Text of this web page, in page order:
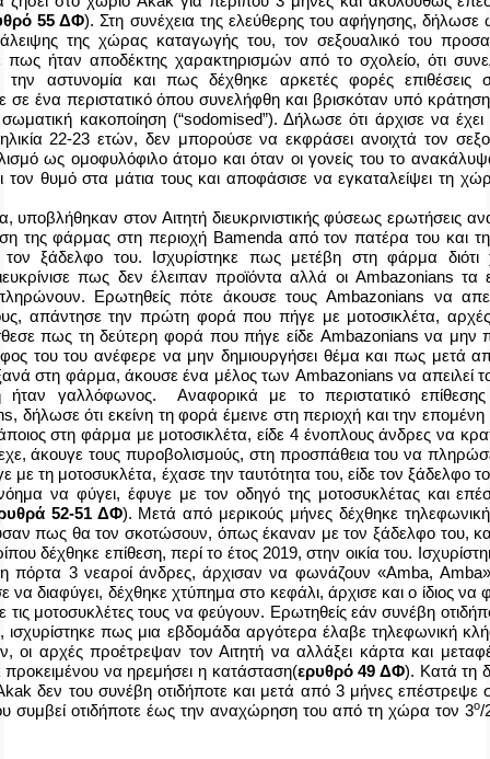
55 ΔΦ). Στη συνέχεια της ελεύθερης του αφήγησης, δήλωσε
της χώρας καταγωγής του, τον σεξουαλικό του
πως ήταν αποδέκτης χαρακτηρισμών από το σχολείο, ότι
αστυνομία και πως δέχθηκε αρκετές φορές επιθέσεις
σε ένα περιστατικό όπου συνελήφθη και βρισκόταν υπό
κακοποίηση (“sodomised”). Δήλωσε ότι άρχισε να έχει
22-23 ετών, δεν μπορούσε να εκφράσει ανοιχτά τον
ως ομοφυλόφιλο άτομο και όταν οι γονείς του το
τον θυμό στα μάτια τους και αποφάσισε να εγκαταλείψει τη
υποβλήθηκαν στον Αιτητή διευκρινιστικής φύσεως ερωτήσεις
της φάρμας στη περιοχή Bamenda από τον πατέρα του και τη
ξάδελφο του. Ισχυρίστηκε πως μετέβη στη φάρμα διότι
πως δεν έλειπαν προϊόντα αλλά οι Ambazonians τα
Ερωτηθείς πότε άκουσε τουςAmbazonians να
απάντησε την πρώτη φορά που πήγε με μοτοσικλέτα,
πως τη δεύτερη φορά που πήγε είδε Ambazonians να μην
του του ανέφερε να μην δημιουργήσει θέμα και πως μετά
στη φάρμα, άκουσε ένα μέλος των Ambazonians να απειλεί
ήταν γαλλόφωνος. Αναφορικά με το περιστατικό
, δήλωσε ότι εκείνη τη φορά έμεινε στη περιοχή και την
στη φάρμα με μοτοσικλέτα, είδε 4 ένοπλους άνδρες να
άκουγε τους πυροβολισμούς, στη προσπάθεια του να
με τη μοτοσυκλέτα, έχασε την ταυτότητα του, είδε τον ξάδελφο
να φύγει, έφυγε με τον οδηγό της μοτοσυκλέτας και
52-51 ΔΦ). Μετά από μερικούς μήνες δέχθηκε
πως θα τον σκοτώσουν, όπως έκαναν με τον ξάδελφο του,
δέχθηκε επίθεση, περί το έτος 2019, στην οικία του.
πόρτα 3 νεαροί άνδρες, άρχισαν να φωνάζουν «Amba,Amba
διαφύγει, δέχθηκε χτύπημα στο κεφάλι, άρχισε και ο ίδιος να
τις μοτοσυκλέτες τους να φεύγουν. Ερωτηθείς εάν συνέβη
ισχυρίστηκε πως μια εβδομάδα αργότερα έλαβε τηλεφωνική
οι αρχές προέτρεψαν τον Αιτητή να αλλάξει κάρτα και
προκειμένου να ηρεμήσει η κατάσταση(ερυθρό 49 ΔΦ). Κατά τη
δεν του συνέβη οτιδήποτε και μετά από 3 μήνες επέστρεψε
συμβεί οτιδήποτε έως την αναχώρηση του από τη χώρα τον 3ο/